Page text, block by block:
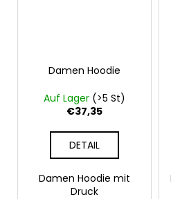
Damen Hoodie
Auf Lager (>5 St)
€37,35
DETAIL
Damen Hoodie mit
Druck